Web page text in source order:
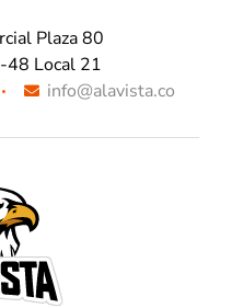
Plaza 80
48 Local 21
info@alavista.co